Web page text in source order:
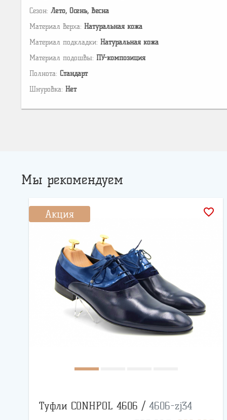
Сезон: Лето, Осень, Весна
Материал верха: Натуральная кожа
Материал подкладки: Натуральная кожа
Материал подошвы: ПУ-композиция
Полнота: Стандарт
Шнуровка: Нет
Мы рекомендуем
Акция favorite_border
Туфли CONHPOL 4606 / 4606-zj34